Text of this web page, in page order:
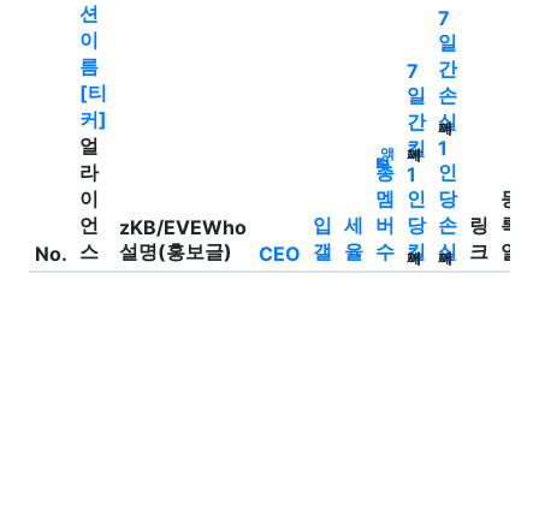
No.
션
이
름
[티
커]
얼
라
이
언
스
zKB/EVEWho
설명(홍보글)
CEO
입
갤
세
율
액
티브 수
총
멤
버
수
7
일
간
킬
어제
1
인
당
킬
어제
7
일
간
손
실
어제
1
인
당
손
실
어제
링
크
등
록
일